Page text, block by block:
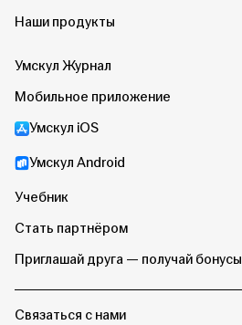
Наши продукты
Умскул Журнал
Мобильное приложение
Умскул iOS
Умскул Android
Учебник
Стать партнёром
Приглашай друга — получай бонусы
Связаться с нами